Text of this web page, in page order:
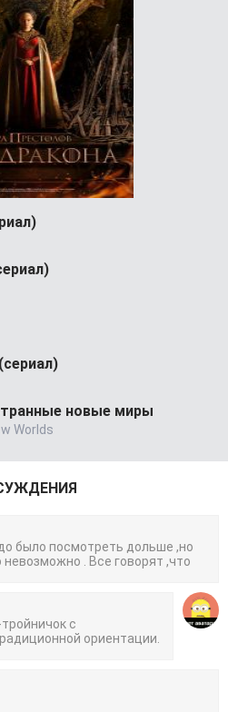
новые миры
Worlds
было посмотреть дольше ,но
. Все говорят ,что
с
ориентации.